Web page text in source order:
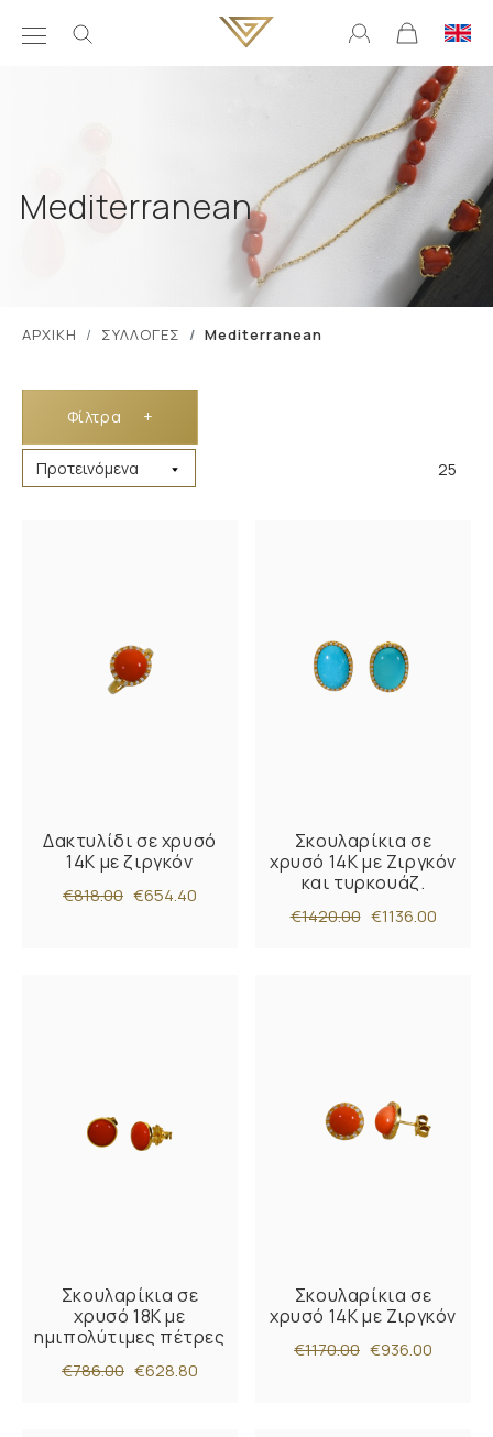
Mediterranean
ΑΡΧΙΚΗ ΣΥΛΛΟΓΕΣ Mediterranean
Φίλτρα +
25
Δακτυλίδι σε χρυσό
14Κ με ζιργκόν
€818.00 €654.40
Σκουλαρίκια σε
χρυσό 14Κ με Ζιργκόν
και τυρκουάζ.
€1420.00 €1136.00
Σκουλαρίκια σε
χρυσό 18Κ με
ημιπολύτιμες πέτρες
€786.00 €628.80
Σκουλαρίκια σε
χρυσό 14Κ με Ζιργκόν
€1170.00 €936.00